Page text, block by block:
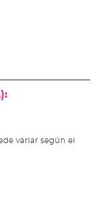
variar según el